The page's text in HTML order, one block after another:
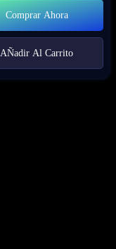
Comprar Ahora
AÑadir Al Carrito